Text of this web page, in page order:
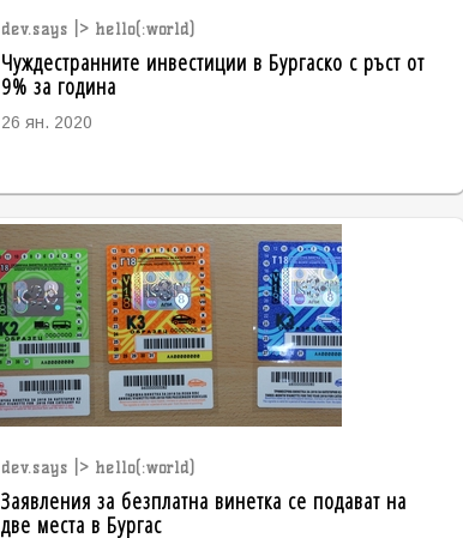
dev.says |> hello(:world)
Чуждестранните инвестиции в Бургаско с ръст от
9% за година
26 ян. 2020
dev.says |> hello(:world)
Заявления за безплатна винетка се подават на
две места в Бургас